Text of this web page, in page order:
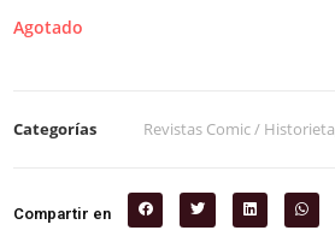
Agotado
Categorías Revistas Comic / Historieta
Compartir en